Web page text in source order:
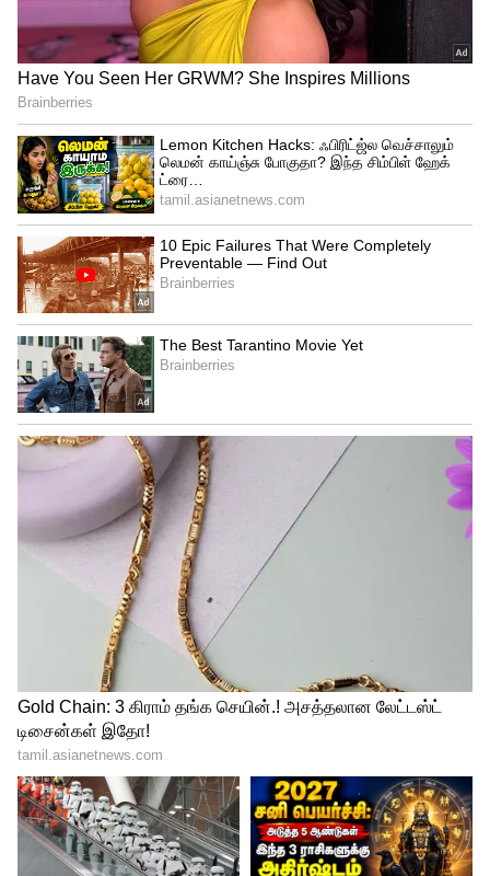
அவர், “TVS மோட்டார் நாட்டில் EV மாற்றத்தை முன்னெடுத்துச்
செல்கிறது. இந்த மின்மயமாக்கல் பயணத்தின் ஆதரவுடன், TVS
iQube அதன் வரம்பில் 1,00,000 யூனிட்களின் விற்பனை
மைல்கல்லைப் பதிவு செய்துள்ளது” என்று கூறினார்.டிவிஎஸ் ஐக்யூப்
Ola S1, Ather 450X மற்றும் Bajaj Chetak போன்றவற்றுக்கு பயங்கர
போட்டியாக உள்ளது.
புது போன் வாங்க போறீங்களா.. ஆல்
ஏரியாவில் பட்டையை கிளப்பும் Nothing
Phone 2 வரப்போகுது !!
LATEST VIDEOS
ABOUT THE AUTHOR
RR Raghupati R
இவர் முதுகலை தமிழ் பட்டதாரி. செய்தி